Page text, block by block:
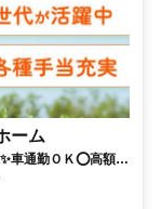
ーム
車通勤ＯＫ⭕️高額求